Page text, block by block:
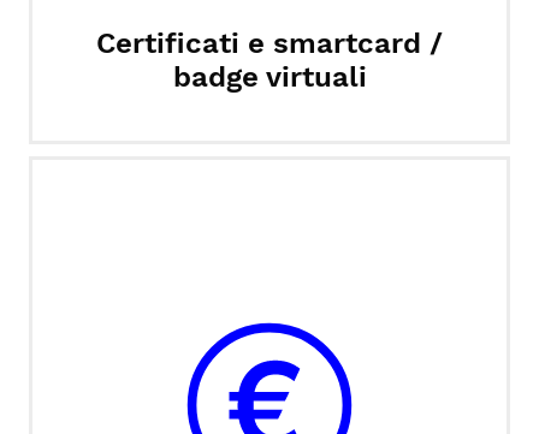
Certificati e smartcard /
badge virtuali